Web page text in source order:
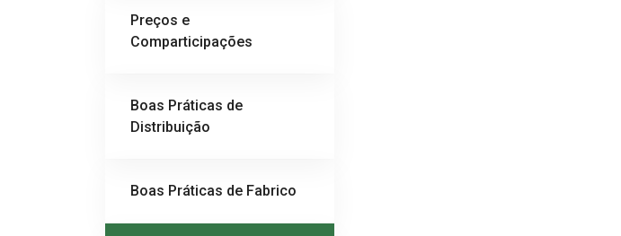
Preços e
Comparticipações
Boas Práticas de
Distribuição
Boas Práticas de Fabrico